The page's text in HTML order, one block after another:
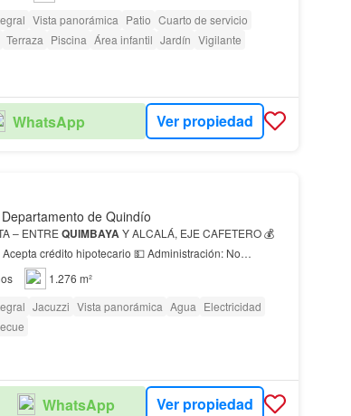
Vista panorámica Patio Cuarto de servicio
Terraza Piscina Área infantil Jardín Vigilante
WhatsApp Ver propiedad
de Quindío
– ENTRE QUIMBAYAY ALCALÁ, EJE CAFETERO 💰
del inmueble Área dellote
1.276 m²
Jacuzzi Vista panorámica Agua Electricidad
WhatsApp Ver propiedad